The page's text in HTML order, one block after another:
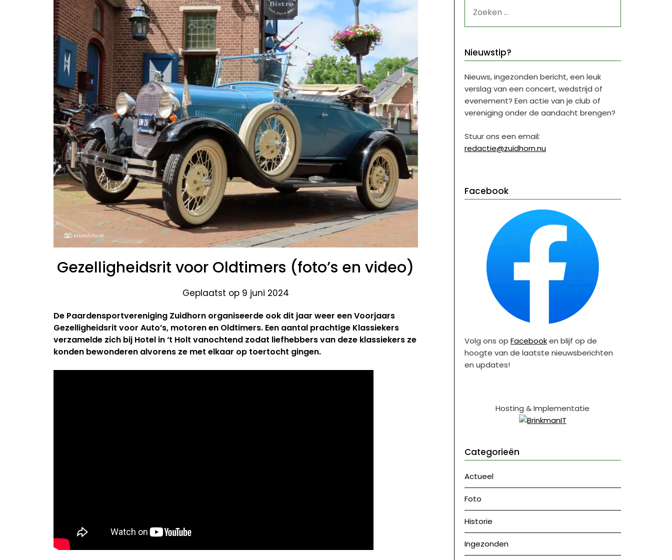
Gezelligheidsrit voor Oldtimers (foto’s en video)
Geplaatst op 9 juni 2024
De Paardensportvereniging Zuidhorn organiseerde ook dit jaar weer een Voorjaars
Gezelligheidsrit voor Auto’s, motoren en Oldtimers. Een aantal prachtige Klassiekers
verzamelde zich bij Hotel in ‘t Holt vanochtend zodat liefhebbers van deze klassiekers ze
konden bewonderen alvorens ze met elkaar op toertocht gingen.
NAAR:
Nieuwstip?
Nieuws, ingezonden bericht, een leuk
verslag van een concert, wedstrijd of
evenement? Een actie van je club of
vereniging onder de aandacht brengen?
Stuur ons een email:
redactie@zuidhorn.nu
Facebook
Volg ons op Facebooken blijf op de
hoogte van de laatste nieuwsberichten
en updates!
Hosting & Implementatie
Categorieën
Actueel
Foto
Historie
Ingezonden